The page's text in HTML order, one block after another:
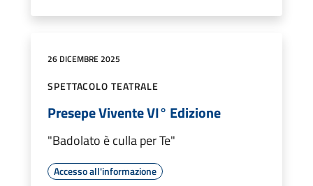
26 DICEMBRE 2025
SPETTACOLO TEATRALE
Presepe Vivente VI° Edizione
"Badolato è culla per Te"
Accesso all'informazione